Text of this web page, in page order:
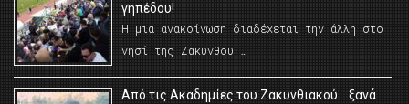
γηπέδου!
Η μια ανακοίνωση διαδέχεται την άλλη στο
νησί της Ζακύνθου …
Από τις Ακαδημίες του Ζακυνθιακού… ξανά